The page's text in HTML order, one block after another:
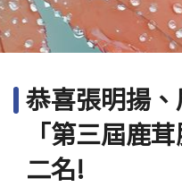
活動花絮
招生訊息(link is
未來學生
恭喜張明揚
「第三屆鹿
二名!